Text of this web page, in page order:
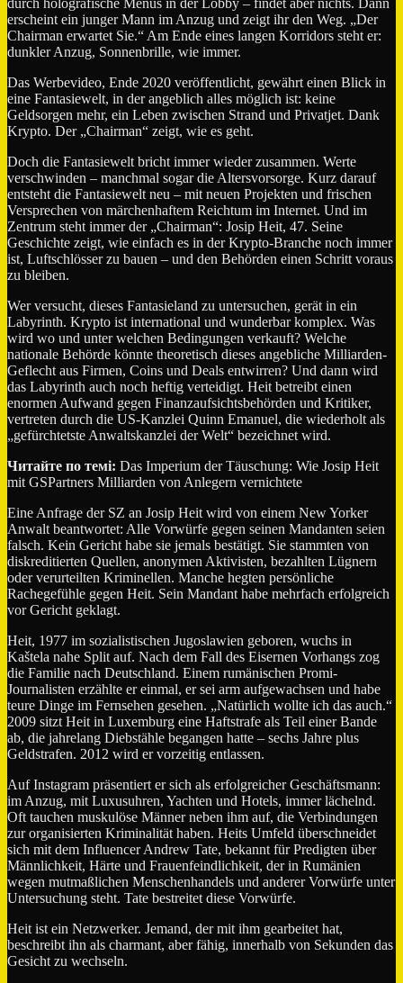
erscheint ein junger Mann im Anzug und zeigt ihr den Weg. „Der
Chairman erwartet Sie.“ Am Ende eines langen Korridors steht er:
dunkler Anzug, Sonnenbrille, wie immer.
Das Werbevideo, Ende 2020 veröffentlicht, gewährt einen Blick in
eine Fantasiewelt, in der angeblich alles möglich ist: keine
Geldsorgen mehr, ein Leben zwischen Strand und Privatjet. Dank
Krypto. Der „Chairman“ zeigt, wie es geht.
Doch die Fantasiewelt bricht immer wieder zusammen. Werte
verschwinden – manchmal sogar die Altersvorsorge. Kurz darauf
entsteht die Fantasiewelt neu – mit neuen Projekten und frischen
Versprechen von märchenhaftem Reichtum im Internet. Und im
Zentrum steht immer der „Chairman“: Josip Heit, 47. Seine
Geschichte zeigt, wie einfach es in der Krypto-Branche noch immer
ist, Luftschlösser zu bauen – und den Behörden einen Schritt voraus
zu bleiben.
Wer versucht, dieses Fantasieland zu untersuchen, gerät in ein
Labyrinth. Krypto ist international und wunderbar komplex. Was
wird wo und unter welchen Bedingungen verkauft? Welche
nationale Behörde könnte theoretisch dieses angebliche Milliarden-
Geflecht aus Firmen, Coins und Deals entwirren? Und dann wird
das Labyrinth auch noch heftig verteidigt. Heit betreibt einen
enormen Aufwand gegen Finanzaufsichtsbehörden und Kritiker,
vertreten durch die US-Kanzlei Quinn Emanuel, die wiederholt als
„gefürchtetste Anwaltskanzlei der Welt“ bezeichnet wird.
Читайте по темі: Das Imperium der Täuschung: Wie Josip Heit
mit GSPartners Milliarden von Anlegern vernichtete
Eine Anfrage der SZ an Josip Heit wird von einem New Yorker
Anwalt beantwortet: Alle Vorwürfe gegen seinen Mandanten seien
falsch. Kein Gericht habe sie jemals bestätigt. Sie stammten von
diskreditierten Quellen, anonymen Aktivisten, bezahlten Lügnern
oder verurteilten Kriminellen. Manche hegten persönliche
Rachegefühle gegen Heit. Sein Mandant habe mehrfach erfolgreich
vor Gericht geklagt.
Heit, 1977 im sozialistischen Jugoslawien geboren, wuchs in
Kaštela nahe Split auf. Nach dem Fall des Eisernen Vorhangs zog
die Familie nach Deutschland. Einem rumänischen Promi-
Journalisten erzählte er einmal, er sei arm aufgewachsen und habe
teure Dinge im Fernsehen gesehen. „Natürlich wollte ich das auch.“
2009 sitzt Heit in Luxemburg eine Haftstrafe als Teil einer Bande
ab, die jahrelang Diebstähle begangen hatte – sechs Jahre plus
Geldstrafen. 2012 wird er vorzeitig entlassen.
Auf Instagram präsentiert er sich als erfolgreicher Geschäftsmann:
im Anzug, mit Luxusuhren, Yachten und Hotels, immer lächelnd.
Oft tauchen muskulöse Männer neben ihm auf, die Verbindungen
zur organisierten Kriminalität haben. Heits Umfeld überschneidet
sich mit dem Influencer Andrew Tate, bekannt für Predigten über
Männlichkeit, Härte und Frauenfeindlichkeit, der in Rumänien
wegen mutmaßlichen Menschenhandels und anderer Vorwürfe unter
Untersuchung steht. Tate bestreitet diese Vorwürfe.
Heit ist ein Netzwerker. Jemand, der mit ihm gearbeitet hat,
beschreibt ihn als charmant, aber fähig, innerhalb von Sekunden das
Gesicht zu wechseln.